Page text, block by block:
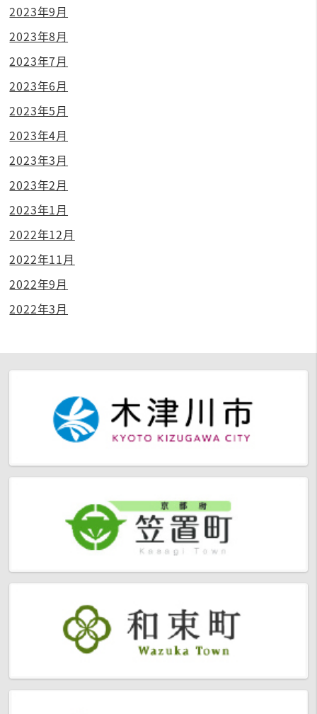
2023年9月
2023年8月
2023年7月
2023年6月
2023年5月
2023年4月
2023年3月
2023年2月
2023年1月
2022年12月
2022年11月
2022年9月
2022年3月